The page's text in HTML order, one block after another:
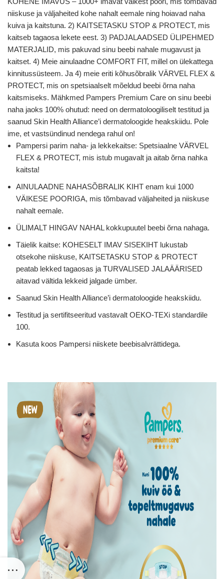
niiskuse ja väljaheited kohe nahalt eemale ning hoiavad naha
kuiva ja kaitstuna. 2) KAITSETASKU STOP & PROTECT, mis
kaitseb tagaosa lekete eest. 3) PADJALAADSED ÜLIPEHMED
MATERJALID, mis pakuvad sinu beebi nahale mugavust ja
kaitset. 4) Meie ainulaadne COMFORT FIT, millel on ülekattega
kinnitussüsteem. Ja 4) meie eriti kõhusõbralik VÄRVEL FLEX &
PROTECT, mis on spetsiaalselt mõeldud beebi õrna naha
kaitsmiseks. Mähkmed Pampers Premium Care on sinu beebi
naha jaoks 100% ohutud: need on dermatoloogiliselt testitud ja
saanud Skin Health Alliance’i dermatoloogide heakskiidu. Pole
ime, et vastsündinud nendega rahul on!
Pampersi parim naha- ja lekkekaitse: Spetsiaalne VÄRVEL
FLEX & PROTECT, mis istub mugavalt ja aitab õrna nahka
kaitsta!
AINULAADNE NAHASÕBRALIK KIHT enam kui 1000
VÄIKESE POORIGA, mis tõmbavad väljaheited ja niiskuse
nahalt eemale.
ÜLIMALT HINGAV NAHAL kokkupuutel beebi õrna nahaga.
Täielik kaitse: KOHESELT IMAV SISEKIHT lukustab
otsekohe niiskuse, KAITSETASKU STOP & PROTECT
peatab lekked tagaosas ja TURVALISED JALAÄÄRISED
aitavad vältida lekkeid jalgade ümber.
Saanud Skin Health Alliance’i dermatoloogide heakskiidu.
Testitud ja sertifitseeritud vastavalt OEKO-TEXi standardile
100.
Kasuta koos Pampersi niiskete beebisalvrättidega.